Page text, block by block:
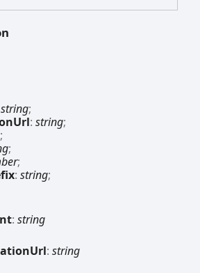
string;
: string;
;
;
;
: string;
: string
Url: string